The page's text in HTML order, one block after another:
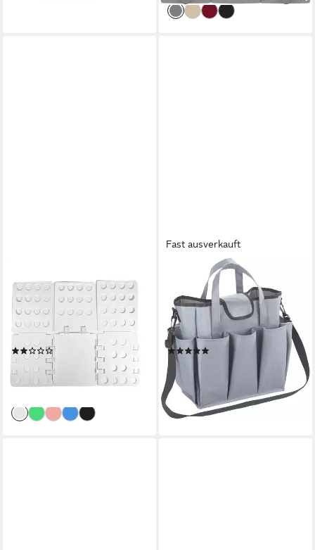
Wäschesortierer (Wäsche
Faltbrett Kleiderfalthilfe in
Weiß, 1 St), Wäsche Faltbrett
Kleiderfalthilfe
(1)
16,99 € UVP 23,99 €
-29%
Fast ausverkauft
Organizer Universal-Caddy 8
Taschen, faltbare Tragetasche
für zuhause und unterwegs,
15 Liter
ab 14,74 € UVP 19,99 €
-26%
lieferbar - in 3-4 Werktagen bei dir